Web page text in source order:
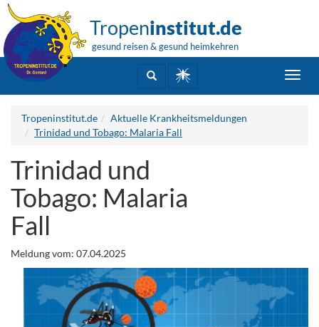
Tropeninstitut.de
gesund reisen & gesund heimkehren
Tropeninstitut.de
Aktuelle Krankheitsmeldungen
Trinidad und Tobago: Malaria Fall
Trinidad und
Tobago: Malaria
Fall
Meldung vom: 07.04.2025